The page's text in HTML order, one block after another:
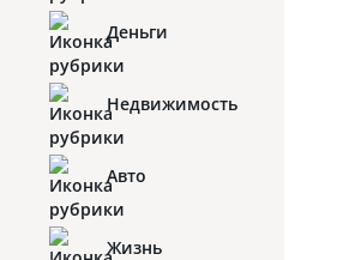
Деньги
Недвижимость
Авто
Жизнь